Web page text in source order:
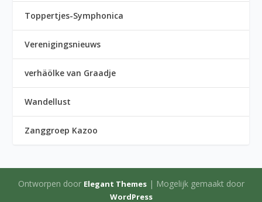
Toppertjes-Symphonica
Verenigingsnieuws
verhäölke van Graadje
Wandellust
Zanggroep Kazoo
Ontworpen door Elegant Themes| Mogelijk gemaakt door
WordPress